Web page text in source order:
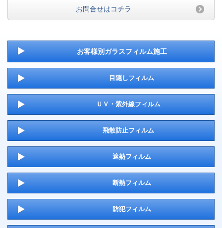
お問合せはコチラ
お客様別ガラスフィルム施工
目隠しフィルム
ＵＶ・紫外線フィルム
飛散防止フィルム
遮熱フィルム
断熱フィルム
防犯フィルム